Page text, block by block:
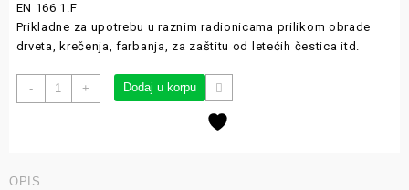
EN 166 1.F
Prikladne za upotrebu u raznim radionicama prilikom obrade
drveta, krečenja, farbanja, za zaštitu od letećih čestica itd.
- + Dodaj u korpu
OPIS